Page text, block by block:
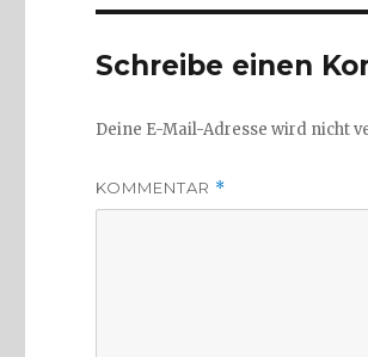
Schreibe einen
Deine E-Mail-Adresse wird nicht
KOMMENTAR *